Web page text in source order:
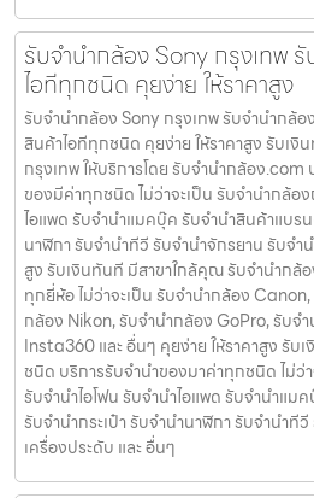
รับจำนำกล้อง Sony กรุงเทพ
ไอทีทุกชนิด คุยง่าย ให้ราคาสูง
รับจำนำกล้อง Sony กรุงเทพ รับจํานํากล้อ
สินค้าไอทีทุกชนิด คุยง่าย ให้ราคาสูง รับเ
กรุงเทพ ให้บริการโดย รับจํานํากล้อง.com
ของมีค่าทุกชนิด ไม่ว่าจะเป็น รับจํานํากล้อง
ไอแพด รับจํานําแมคบุ๊ค รับจํานําสินค้าแบรน
นาฬิกา รับจํานําทีวี รับจํานําจักรยาน รับจํา
สูง รับเงินทันที มีสาขาใกล้คุณ รับจำนำกล้
ทุกยี่ห้อ ไม่ว่าจะเป็น รับจำนำกล้อง
กล้อง Nikon, รับจำนำกล้อง GoPro, รับจ
Insta360 และ อื่นๆ คุยง่าย ให้ราคาสูง รับ
ชนิด บริการรับจำนำของมาค่าทุกชนิด ไม่ว่
รับจํานําไอโฟน รับจํานําไอแพด รับจํานําแ
รับจํานํากระเป๋า รับจํานํานาฬิกา รับจํานําที
เครื่องประดับ และ อื่นๆ